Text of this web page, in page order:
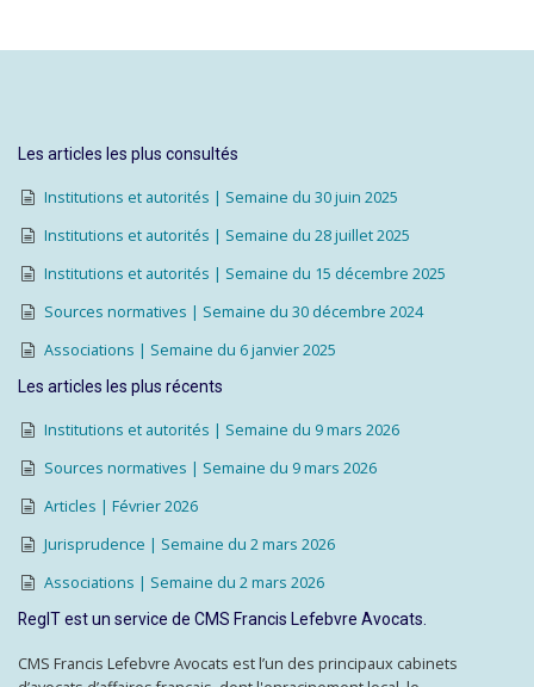
Les articles les plus consultés
Institutions et autorités | Semaine du 30 juin 2025
Institutions et autorités | Semaine du 28 juillet 2025
Institutions et autorités | Semaine du 15 décembre 2025
Sources normatives | Semaine du 30 décembre 2024
Associations | Semaine du 6 janvier 2025
Les articles les plus récents
Institutions et autorités | Semaine du 9 mars 2026
Sources normatives | Semaine du 9 mars 2026
Articles | Février 2026
Jurisprudence | Semaine du 2 mars 2026
Associations | Semaine du 2 mars 2026
RegIT est un service de CMS Francis Lefebvre Avocats.
CMS Francis Lefebvre Avocats est l’un des principaux cabinets